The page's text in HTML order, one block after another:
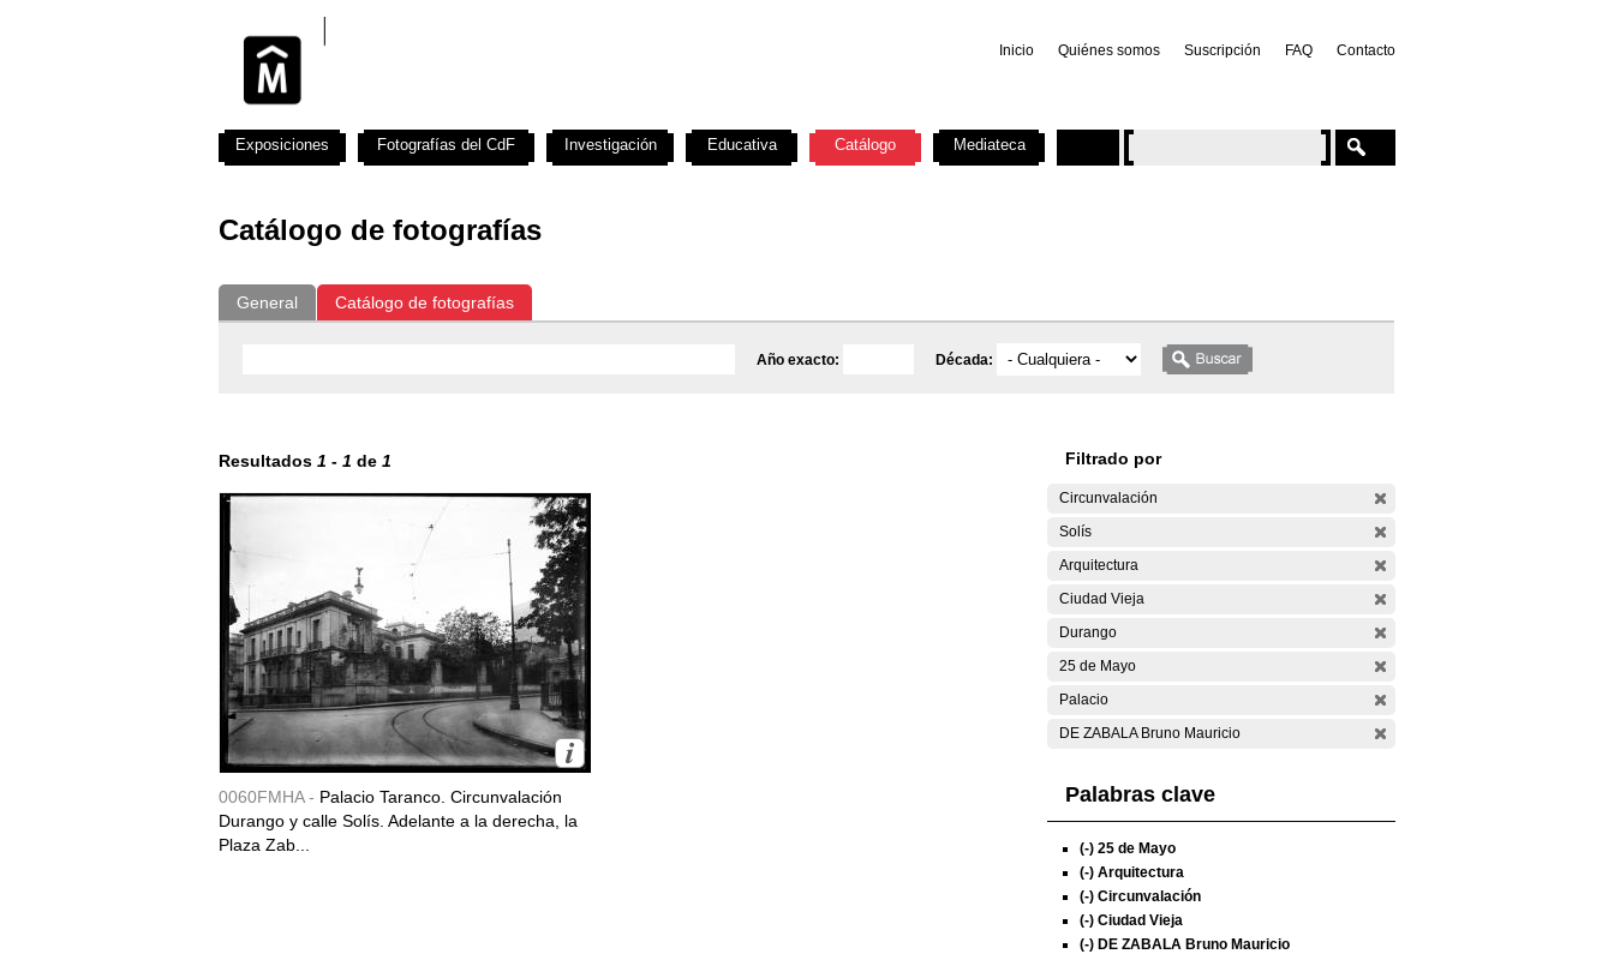
Inicio Quiénes somos Suscripción FAQ Contacto
Catálogo de fotografías
General Catálogo de fotografías
Año exacto: Década:
Resultados 1 - 1 de 1
0060FMHA - Palacio Taranco. Circunvalación
Durango y calle Solís. Adelante a la derecha, la
Plaza Zab...
Filtrado por
Circunvalación
Solís
Arquitectura
Ciudad Vieja
Durango
25 de Mayo
Palacio
DE ZABALA Bruno Mauricio
Palabras clave
(-) 25 de Mayo
(-) Arquitectura
(-) Circunvalación
(-) Ciudad Vieja
(-) DE ZABALA Bruno Mauricio
Exposiciones Fotografías del CdF Investigación Educativa Catálogo Mediateca